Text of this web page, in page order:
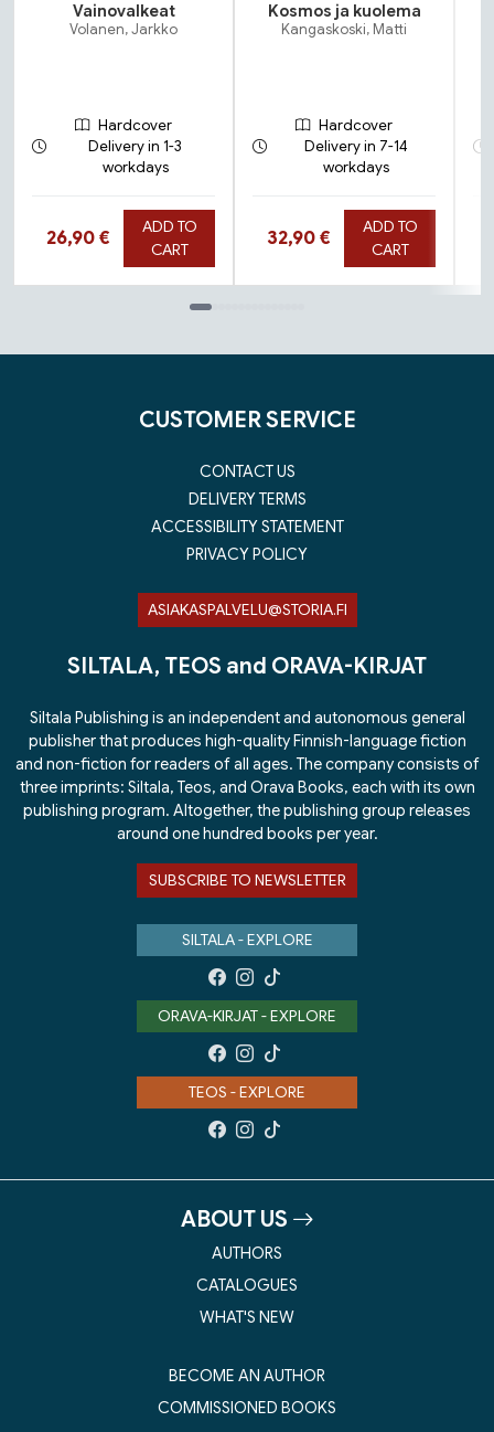
Vainovalkeat
Volanen, Jarkko
Hardcover
Delivery in 1-3
workdays
Hinta nyt
26,90 €
ADD TO
CART
Kosmos ja kuolema
Kangaskoski, Matti
Hardcover
Delivery in 7-14
workdays
Hinta nyt
32,90 €
ADD TO
CART
CUSTOMER SERVICE
CONTACT US
DELIVERY TERMS
ACCESSIBILITY STATEMENT
PRIVACY POLICY
ASIAKASPALVELU@STORIA.FI
SILTALA, TEOS and ORAVA-KIRJAT
Siltala Publishing is an independent and autonomous general
publisher that produces high-quality Finnish-language fiction
and non-fiction for readers of all ages. The company consists of
three imprints: Siltala, Teos, and Orava Books, each with its own
publishing program. Altogether, the publishing group releases
around one hundred books per year.
SUBSCRIBE TO NEWSLETTER
SILTALA - EXPLORE
ORAVA-KIRJAT - EXPLORE
TEOS - EXPLORE
ABOUT US
AUTHORS
CATALOGUES
WHAT'S NEW
BECOME AN AUTHOR
COMMISSIONED BOOKS